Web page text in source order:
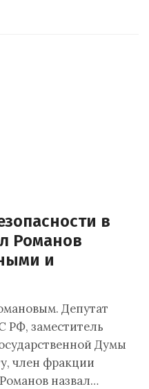
в
Романов
и
Депутат
РФ, заместитель
Думы
член фракции
назвал…